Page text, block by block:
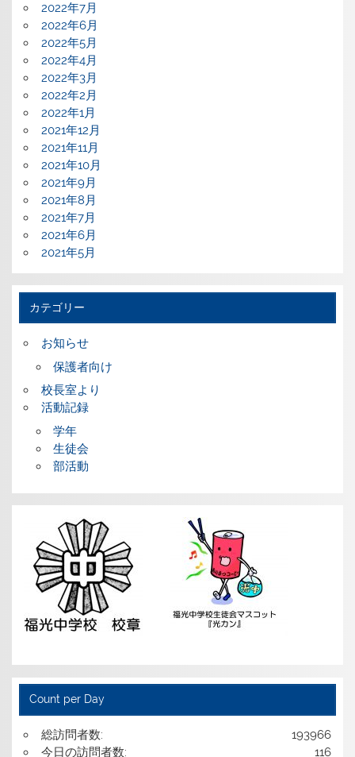
2022年7月
2022年6月
2022年5月
2022年4月
2022年3月
2022年2月
2022年1月
2021年12月
2021年11月
2021年10月
2021年9月
2021年8月
2021年7月
2021年6月
2021年5月
カテゴリー
お知らせ
保護者向け
校長室より
活動記録
学年
生徒会
部活動
Count per Day
193966
総訪問者数:
116
今日の訪問者数: